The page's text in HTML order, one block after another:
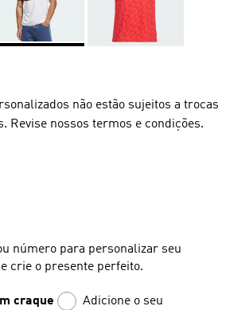
não estão sujeitos a trocas
Revise nossos termos e condições.
número para personalizar seu
crie o presente perfeito.
craque Adicione o seu